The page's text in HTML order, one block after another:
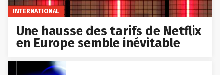
INTERNATIONAL
Une hausse des tarifs de Netflix
en Europe semble inévitable